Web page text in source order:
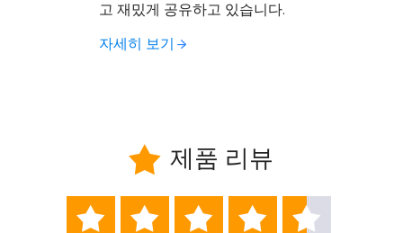
고 재밌게 공유하고 있습니다.
자세히 보기
 제품 리뷰
    